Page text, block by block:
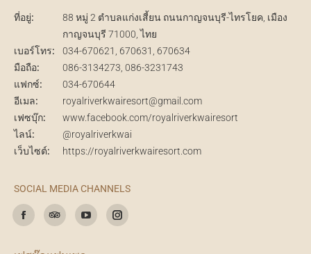
ที่อยู่:
88 หมู่ 2 ตำบลแก่งเสี้ยน ถนนกาญจนบุรี-ไทรโยค, เมือง
กาญจนบุรี 71000, ไทย
เบอร์โทร:
034-670621
, 670631, 670634
มือถือ:
086-3134273 086-3231743
แฟกซ์:
034-670644
อีเมล:
royalriverkwairesort@gmail.com
เฟซบุ๊ก:
www.facebook.com/royalriverkwairesort
ไลน์:
@royalriverkwai
เว็บไซต์:
https://royalriverkwairesort.com
SOCIAL MEDIA CHANNELS
Find us on:
FacebookTripAdvisorYouTubeInstagram